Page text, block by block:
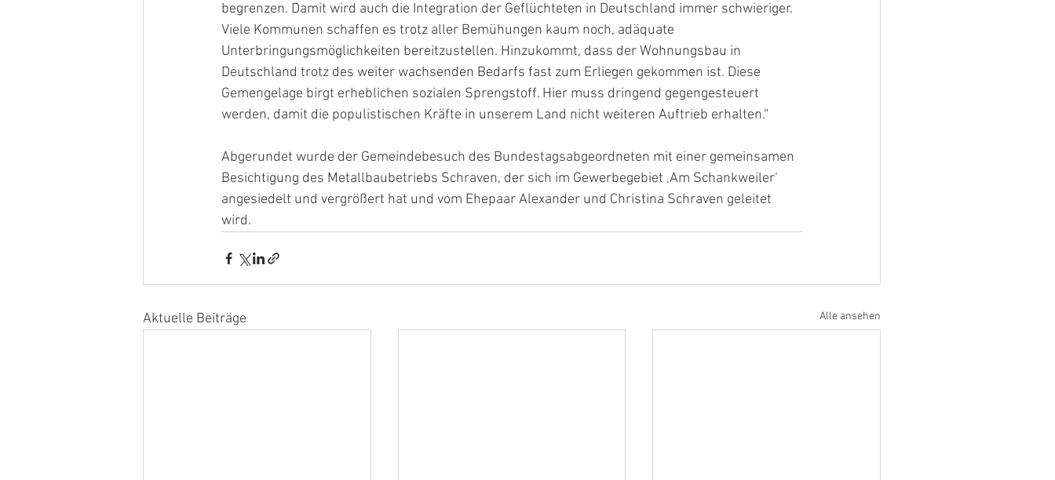
begrenzen. Damit wird auch die Integration der Geflüchteten in Deutschland immer schwieriger.
Viele Kommunen schaffen es trotz aller Bemühungen kaum noch, adäquate
Unterbringungsmöglichkeiten bereitzustellen. Hinzukommt, dass der Wohnungsbau in
Deutschland trotz des weiter wachsenden Bedarfs fast zum Erliegen gekommen ist. Diese
Gemengelage birgt erheblichen sozialen Sprengstoff. Hier muss dringend gegengesteuert
werden, damit die populistischen Kräfte in unserem Land nicht weiteren Auftrieb erhalten.“
Abgerundet wurde der Gemeindebesuch des Bundestagsabgeordneten mit einer gemeinsamen
Besichtigung des Metallbaubetriebs Schraven, der sich im Gewerbegebiet ‚Am Schankweiler‘
angesiedelt und vergrößert hat und vom Ehepaar Alexander und Christina Schraven geleitet
wird.
Aktuelle Beiträge Alle ansehen